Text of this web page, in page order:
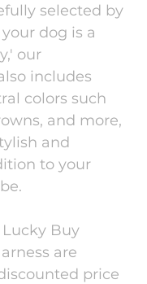
selected by
dog is a
our
includes
colors such
and more,
and
to your
Lucky Buy
are
price